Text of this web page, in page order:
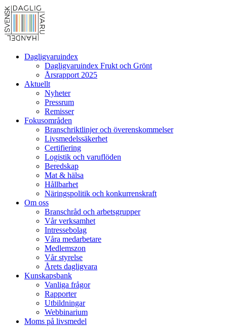
Dagligvaruindex
Dagligvaruindex Frukt och Grönt
Årsrapport 2025
Aktuellt
Nyheter
Pressrum
Remisser
Fokusområden
Branschriktlinjer och överenskommelser
Livsmedelssäkerhet
Certifiering
Logistik och varuflöden
Beredskap
Mat & hälsa
Hållbarhet
Näringspolitik och konkurrenskraft
Om oss
Branschråd och arbetsgrupper
Vår verksamhet
Intressebolag
Våra medarbetare
Medlemszon
Vår styrelse
Årets dagligvara
Kunskapsbank
Vanliga frågor
Rapporter
Utbildningar
Webbinarium
Moms på livsmedel